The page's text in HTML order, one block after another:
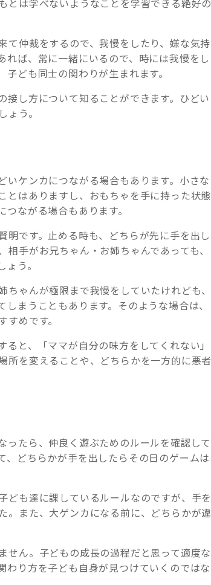
とは学べないようなことを学習できる絶好の
て仲裁をするので、我慢をしたり、嫌な気持
ば、常に一緒にいるので、時には我慢をし
ども同士の関わりが生まれます。
接し方について知ることができます。ひどい
う。
ケンカにつながる場合もあります。小さな
とはありますし、おもちゃを手に持った状態
ながる場合もあります。
明です。止める時も、どちらが先に手を出し
手がお兄ちゃん・お姉ちゃんであっても、
う。
ゃんが極限まで我慢をしていたけれども、
まうこともあります。そのような場合は、
めです。
と、「ママが自分の味方をしてくれない」
所を変えることや、どちらかを一方的に悪者
ったら、仲良く遊ぶためのルールを確認して
どちらかが手を出したらその日のゲームは
ども達に課しているルールなのですが、手を
。また、大ゲンカになる前に、どちらかが違
せん。子どもの成長の過程だと思って適度な
り方を子ども自身が見つけていくのではな